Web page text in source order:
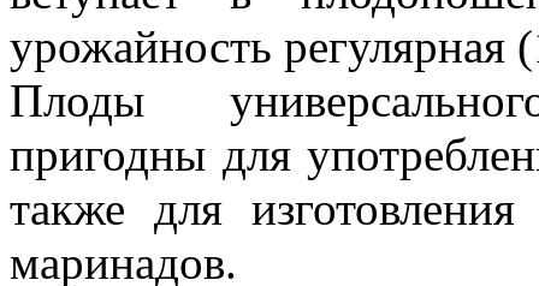
урожайность
Плоды
пригодны для
также для
маринадов.